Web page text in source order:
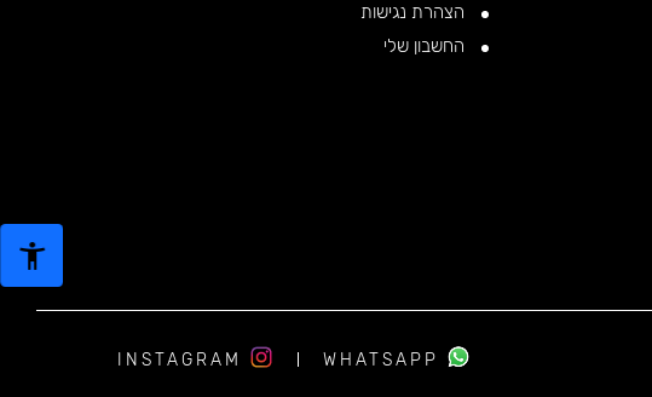
הצהרת נגישות
החשבון שלי
WHATSAPP
INSTAGRAM